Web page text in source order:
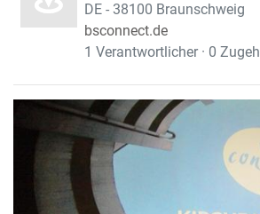
DE - 38100 Braunschweig
bsconnect.de
1 Verantwortlicher · 0